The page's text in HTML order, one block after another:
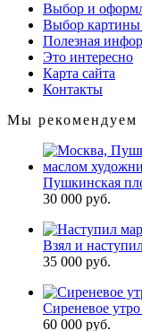
Выбор и
Выбор картины
Полезная
Это интересно
Карта сайта
Контакты
Мы рекомендуем
Пушкинская
30 000 руб.
Взял и
35 000 руб.
Сиреневое
60 000 руб.